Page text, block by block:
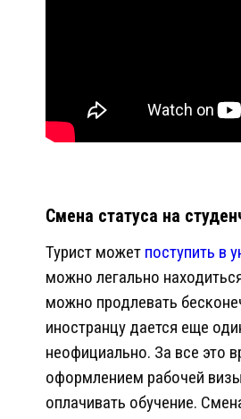
Смена статуса на
Турист может поступить в
можно легально
можно продлевать
иностранцу дается еще
неофициально. За все это
оформлением рабочей
оплачивать обучение.